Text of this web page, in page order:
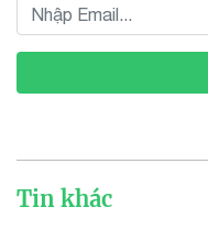
Tin khác